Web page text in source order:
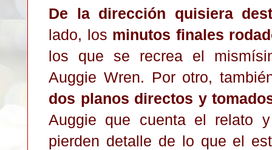
De la dirección quisiera
lado, los minutos finales
los que se recrea el
Auggie Wren. Por otro,
dos planos directos y
Auggie que cuenta el relato
pierden detalle de lo que el